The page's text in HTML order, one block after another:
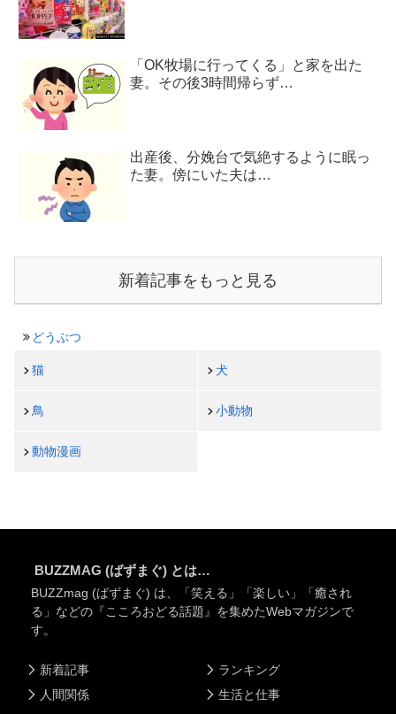
「OK牧場に行ってくる」と家を出た
妻。その後3時間帰らず…
出産後、分娩台で気絶するように眠っ
た妻。傍にいた夫は…
新着記事をもっと見る
どうぶつ
猫 犬
鳥 小動物
動物漫画
BUZZMAG (ばずまぐ) とは…
BUZZmag (ばずまぐ) は、「笑える」「楽しい」「癒され
る」などの『こころおどる話題』を集めたWebマガジンで
す。
新着記事
人間関係
ランキング
生活と仕事